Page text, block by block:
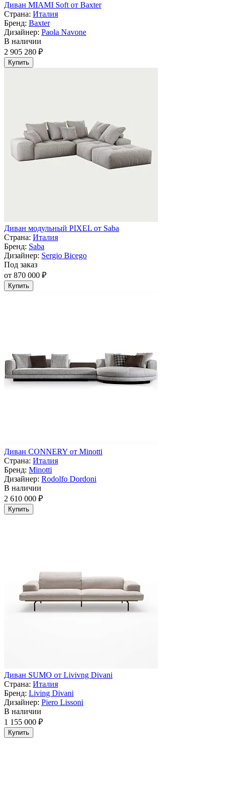
Диван MIAMI Soft от Baxter
Страна: Италия
Бренд: Baxter
Дизайнер: Paola Navone
В наличии
2 905 280 ₽
Купить
Диван модульный PIXEL от Saba
Страна: Италия
Бренд: Saba
Дизайнер: Sergio Bicego
Под заказ
от 870 000 ₽
Купить
Диван CONNERY от Minotti
Страна: Италия
Бренд: Minotti
Дизайнер: Rodolfo Dordoni
В наличии
2 610 000 ₽
Купить
Диван SUMO от Livivng Divani
Страна: Италия
Бренд: Living Divani
Дизайнер: Piero Lissoni
В наличии
1 155 000 ₽
Купить